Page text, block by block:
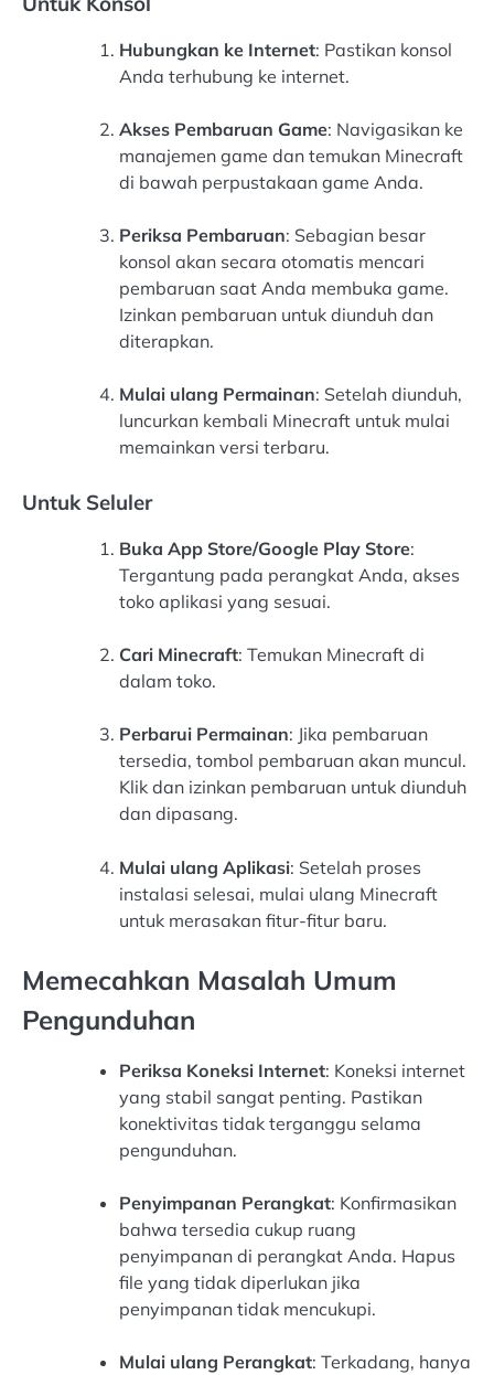
Hubungkan ke Internet: Pastikan konsol
Anda terhubung ke internet.
Akses Pembaruan Game: Navigasikan ke
manajemen game dan temukan Minecraft
di bawah perpustakaan game Anda.
Periksa Pembaruan: Sebagian besar
konsol akan secara otomatis mencari
pembaruan saat Anda membuka game.
Izinkan pembaruan untuk diunduh dan
diterapkan.
Mulai ulang Permainan: Setelah diunduh,
luncurkan kembali Minecraft untuk mulai
memainkan versi terbaru.
Untuk Seluler
Buka App Store/Google Play Store:
Tergantung pada perangkat Anda, akses
toko aplikasi yang sesuai.
Cari Minecraft: Temukan Minecraft di
dalam toko.
Perbarui Permainan: Jika pembaruan
tersedia, tombol pembaruan akan muncul.
Klik dan izinkan pembaruan untuk diunduh
dan dipasang.
Mulai ulang Aplikasi: Setelah proses
instalasi selesai, mulai ulang Minecraft
untuk merasakan fitur-fitur baru.
Memecahkan Masalah Umum
Pengunduhan
Periksa Koneksi Internet: Koneksi internet
yang stabil sangat penting. Pastikan
konektivitas tidak terganggu selama
pengunduhan.
Penyimpanan Perangkat: Konfirmasikan
bahwa tersedia cukup ruang
penyimpanan di perangkat Anda. Hapus
file yang tidak diperlukan jika
penyimpanan tidak mencukupi.
Mulai ulang Perangkat: Terkadang, hanya